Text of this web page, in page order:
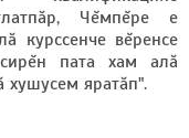
Чĕмпĕре е
курссенче вĕренсе
пата хам алă
хушусем яратăп".